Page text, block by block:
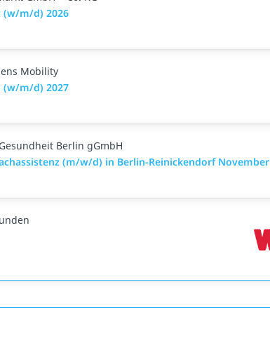
(w/m/d) 2026
Mobility
m/d) 2027
Berlin gGmbH
(m/w/d) in Berlin-Reinickendorf November